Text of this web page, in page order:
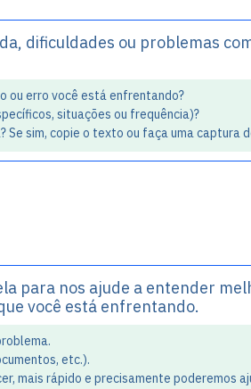
dificuldades ou problemas
ou erro você está enfrentando?
situações ou frequência)?
Se sim, copie o texto ou faça uma captura
para nos ajude a entender
você está enfrentando.
etc.).
mais rápido e precisamente poderemos